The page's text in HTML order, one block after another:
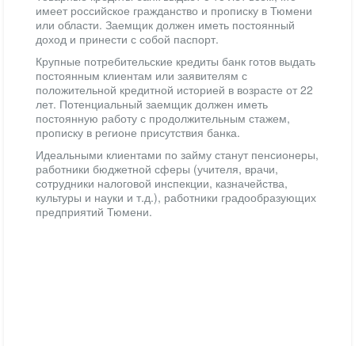
имеет российское гражданство и прописку в Тюмени
или области. Заемщик должен иметь постоянный
доход и принести с собой паспорт.
Крупные потребительские кредиты банк готов выдать
постоянным клиентам или заявителям с
положительной кредитной историей в возрасте от 22
лет. Потенциальный заемщик должен иметь
постоянную работу с продолжительным стажем,
прописку в регионе присутствия банка.
Идеальными клиентами по займу станут пенсионеры,
работники бюджетной сферы (учителя, врачи,
сотрудники налоговой инспекции, казначейства,
культуры и науки и т.д.), работники градообразующих
предприятий Тюмени.